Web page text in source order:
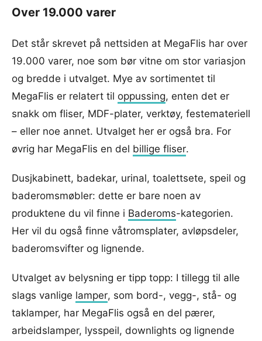
Over 19.000 varer
Det står skrevet på nettsiden at MegaFlis har over
19.000 varer, noe som bør vitne om stor variasjon
og bredde i utvalget. Mye av sortimentet til
MegaFlis er relatert til oppussing, enten det er
snakk om fliser, MDF-plater, verktøy, festemateriell
– eller noe annet. Utvalget her er også bra. For
øvrig har MegaFlis en del billige fliser.
Dusjkabinett, badekar, urinal, toalettsete, speil og
baderomsmøbler: dette er bare noen av
produktene du vil finne i Baderoms-kategorien.
Her vil du også finne våtromsplater, avløpsdeler,
baderomsvifter og lignende.
Utvalget av belysning er tipp topp: I tillegg til alle
slags vanlige lamper, som bord-, vegg-, stå- og
taklamper, har MegaFlis også en del pærer,
arbeidslamper, lysspeil, downlights og lignende